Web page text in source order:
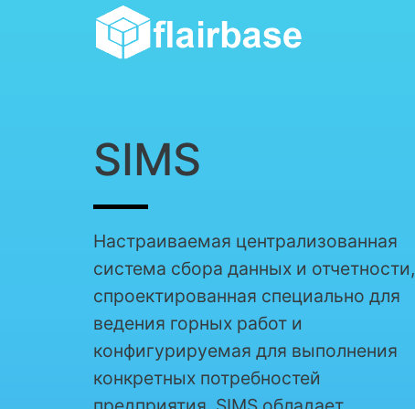
SIMS
Настраиваемая централизованная
система сбора данных и отчетности,
спроектированная специально для
ведения горных работ и
конфигурируемая для выполнения
конкретных потребностей